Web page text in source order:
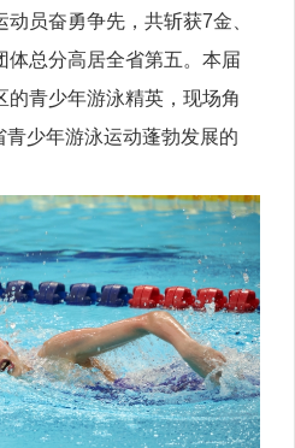
员奋勇争先，共斩获7金、
体总分高居全省第五。本届
的青少年游泳精英，现场角
少年游泳运动蓬勃发展的